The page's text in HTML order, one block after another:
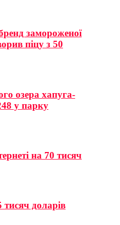
замороженої
піцу з 50
озера хапуга-
у парку
на 70 тисяч
доларів